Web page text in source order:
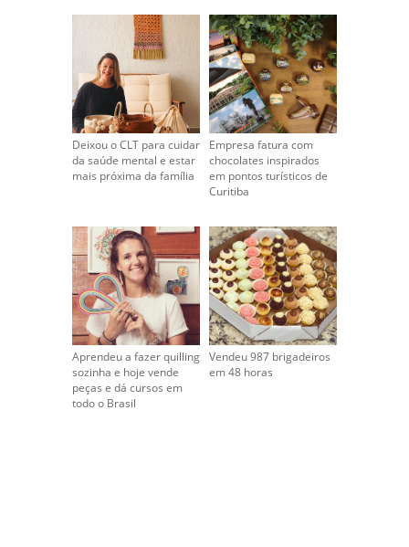
Deixou o CLT para cuidar
da saúde mental e estar
mais próxima da família
Empresa fatura com
chocolates inspirados
em pontos turísticos de
Curitiba
Aprendeu a fazer quilling
sozinha e hoje vende
peças e dá cursos em
todo o Brasil
Vendeu 987 brigadeiros
em 48 horas